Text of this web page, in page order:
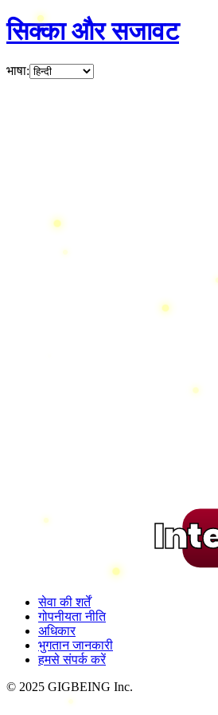
सिक्का और सजावट
भाषा:
सेवा की शर्तें
गोपनीयता नीति
अधिकार
भुगतान जानकारी
हमसे संपर्क करें
© 2025 GIGBEING Inc.